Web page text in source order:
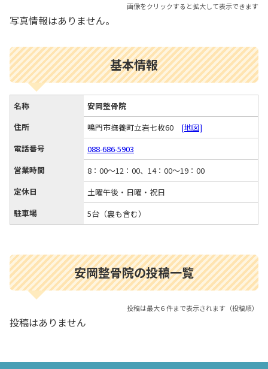
画像をクリックすると拡大して表示できます
写真情報はありません。
基本情報
名称
安岡整骨院
住所
鳴門市撫養町立岩七枚60 [地図]
電話番号
088-686-5903
営業時間
8：00～12：00、14：00～19：00
定休日
土曜午後・日曜・祝日
駐車場
5台（裏も含む）
安岡整骨院の投稿一覧
投稿は最大６件まで表示されます（投稿順）
投稿はありません